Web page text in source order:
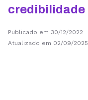
credibilidade
Publicado em 30/12/2022
Atualizado em 02/09/2025